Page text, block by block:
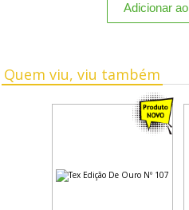
Quem viu, viu também